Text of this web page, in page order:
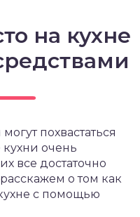
на кухне
похвастаться
очень
все достаточно
о том как
с помощью